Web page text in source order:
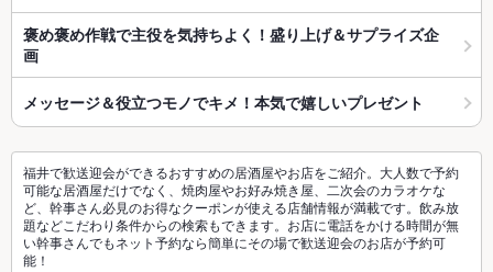
褒め褒め作戦で主役を気持ちよく！盛り上げ＆サプライズ企
画
メッセージ＆役立つモノでキメ！本気で嬉しいプレゼント
福井で歓送迎会ができるおすすめの居酒屋やお店をご紹介。大人数で予約
可能な居酒屋だけでなく、焼肉屋やお好み焼き屋、二次会のカラオケな
ど、幹事さん必見のお得なクーポンが使える店舗情報が満載です。飲み放
題などこだわり条件からの検索もできます。お店に電話をかける時間が無
い幹事さんでもネット予約なら簡単にその場で歓送迎会のお店が予約可
能！